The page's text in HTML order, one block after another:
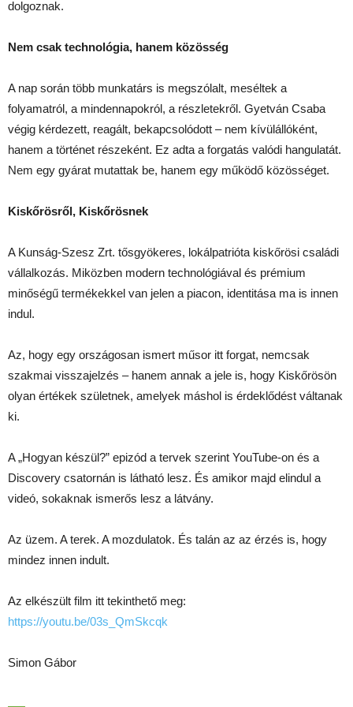
dolgoznak.
Nem csak technológia, hanem közösség
A nap során több munkatárs is megszólalt, meséltek a
folyamatról, a mindennapokról, a részletekről. Gyetván Csaba
végig kérdezett, reagált, bekapcsolódott – nem kívülállóként,
hanem a történet részeként. Ez adta a forgatás valódi hangulatát.
Nem egy gyárat mutattak be, hanem egy működő közösséget.
Kiskőrösről, Kiskőrösnek
A Kunság-Szesz Zrt. tősgyökeres, lokálpatrióta kiskőrösi családi
vállalkozás. Miközben modern technológiával és prémium
minőségű termékekkel van jelen a piacon, identitása ma is innen
indul.
Az, hogy egy országosan ismert műsor itt forgat, nemcsak
szakmai visszajelzés – hanem annak a jele is, hogy Kiskőrösön
olyan értékek születnek, amelyek máshol is érdeklődést váltanak
ki.
A „Hogyan készül?” epizód a tervek szerint YouTube-on és a
Discovery csatornán is látható lesz. És amikor majd elindul a
videó, sokaknak ismerős lesz a látvány.
Az üzem. A terek. A mozdulatok. És talán az az érzés is, hogy
mindez innen indult.
Az elkészült film itt tekinthető meg:
https://youtu.be/03s_QmSkcqk
Simon Gábor